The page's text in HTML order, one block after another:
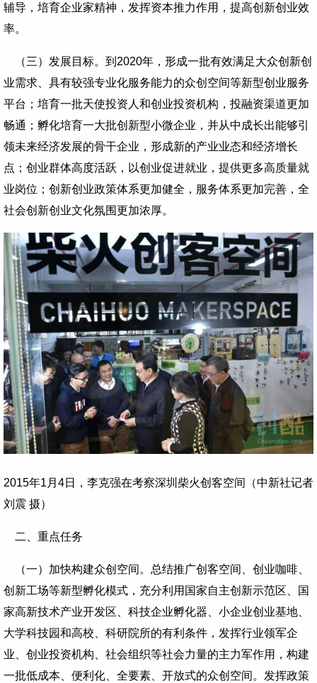
辅导，培育企业家精神，发挥资本推力作用，提高创新创业效
率。
（三）发展目标。到2020年，形成一批有效满足大众创新创
业需求、具有较强专业化服务能力的众创空间等新型创业服务
平台；培育一批天使投资人和创业投资机构，投融资渠道更加
畅通；孵化培育一大批创新型小微企业，并从中成长出能够引
领未来经济发展的骨干企业，形成新的产业业态和经济增长
点；创业群体高度活跃，以创业促进就业，提供更多高质量就
业岗位；创新创业政策体系更加健全，服务体系更加完善，全
社会创新创业文化氛围更加浓厚。
2015年1月4日，李克强在考察深圳柴火创客空间（中新社记者
刘震 摄）
二、重点任务
（一）加快构建众创空间。总结推广创客空间、创业咖啡、
创新工场等新型孵化模式，充分利用国家自主创新示范区、国
家高新技术产业开发区、科技企业孵化器、小企业创业基地、
大学科技园和高校、科研院所的有利条件，发挥行业领军企
业、创业投资机构、社会组织等社会力量的主力军作用，构建
一批低成本、便利化、全要素、开放式的众创空间。发挥政策